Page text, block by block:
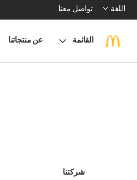
اللغة تواصل معنا
القائمة عن منتجاتنا
شركتنا